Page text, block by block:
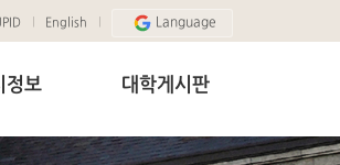
English Language
정보 대학게시판